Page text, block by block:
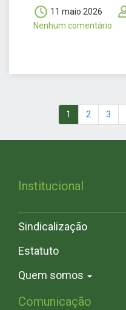
11 maio 2026
Nenhum comentário
1 2 3
Institucional
Sindicalização
Estatuto
Quem somos
Comunicação